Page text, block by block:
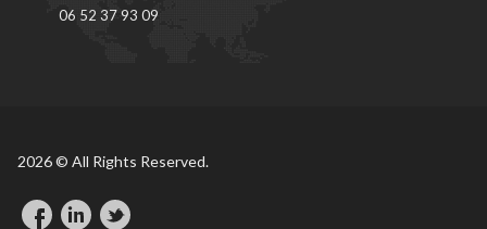
06 52 37 93 09
2026 © All Rights Reserved.